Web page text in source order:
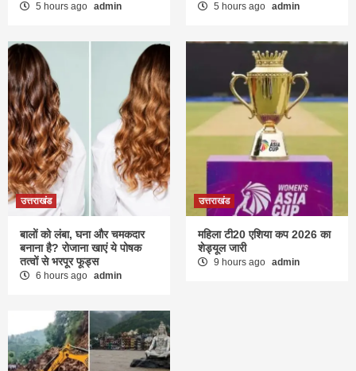
5 hours ago admin 5 hours ago admin
उत्तराखंड
बालों को लंबा, घना और चमकदार
बनाना है? रोजाना खाएं ये पोषक
तत्वों से भरपूर फूड्स
6 hours ago admin
उत्तराखंड
महिला टी20 एशिया कप 2026 का
शेड्यूल जारी
9 hours ago admin